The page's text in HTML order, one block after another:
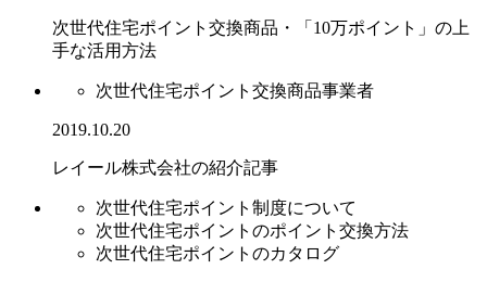
次世代住宅ポイント交換商品・「10万ポイント」の上
手な活用方法
次世代住宅ポイント交換商品事業者
2019.10.20
レイール株式会社の紹介記事
次世代住宅ポイント制度について
次世代住宅ポイントのポイント交換方法
次世代住宅ポイントのカタログ